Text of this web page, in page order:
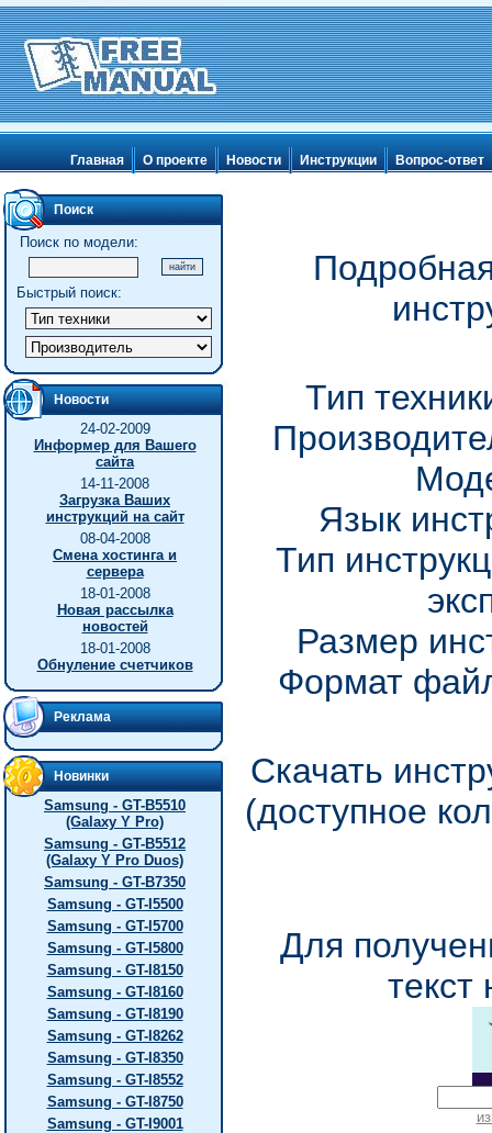
Главная О проекте Новости Инструкции Вопрос-ответ
Поиск
Поиск по модели:
Быстрый поиск:
Новости
24-02-2009
Информер для Вашего
сайта
14-11-2008
Загрузка Ваших
инструкций на сайт
08-04-2008
Смена хостинга и
сервера
18-01-2008
Новая рассылка
новостей
18-01-2008
Обнуление счетчиков
Реклама
Новинки
Samsung - GT-B5510
(Galaxy Y Pro)
Samsung - GT-B5512
(Galaxy Y Pro Duos)
Samsung - GT-B7350
Samsung - GT-I5500
Samsung - GT-I5700
Samsung - GT-I5800
Samsung - GT-I8150
Samsung - GT-I8160
Samsung - GT-I8190
Samsung - GT-I8262
Samsung - GT-I8350
Samsung - GT-I8552
Samsung - GT-I8750
Samsung - GT-I9001
Тип
Язык
Тип
Размер
Формат
Скачать
(доступное
Для
текст